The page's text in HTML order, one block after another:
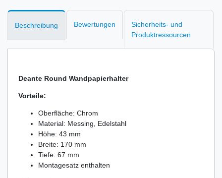
Beschreibung Bewertungen
Sicherheits- und
Produktressourcen
Deante Round Wandpapierhalter
Vorteile:
Oberfläche: Chrom
Material: Messing, Edelstahl
Höhe: 43 mm
Breite: 170 mm
Tiefe: 67 mm
Montagesatz enthalten